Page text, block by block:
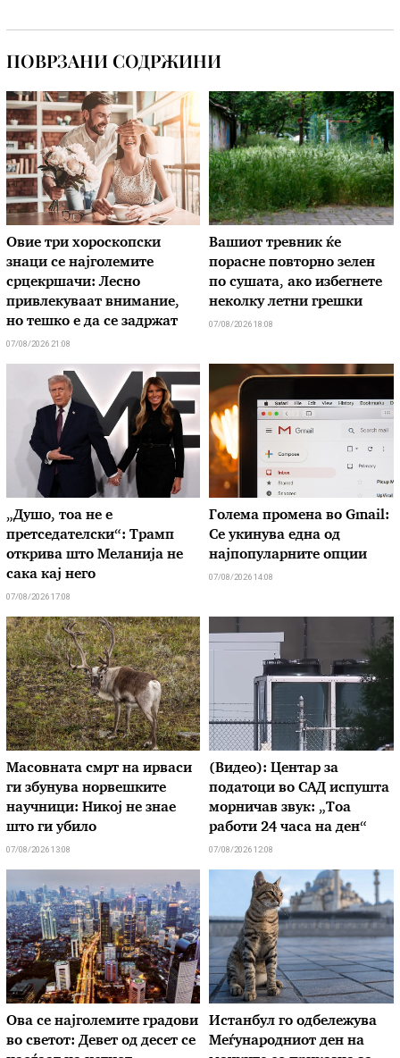
ПОВРЗАНИ СОДРЖИНИ
Овие три хороскопски
знаци се најголемите
срцекршачи: Лесно
привлекуваат внимание,
но тешко е да се задржат
07/08/2026 21:08
Вашиот тревник ќе
порасне повторно зелен
по сушата, ако избегнете
неколку летни грешки
07/08/2026 18:08
„Душо, тоа не е
претседателски“: Трамп
открива што Меланија не
сака кај него
07/08/2026 17:08
Голема промена во Gmail:
Се укинува една од
најпопуларните опции
07/08/2026 14:08
Масовната смрт на ирваси
ги збунува норвешките
научници: Никој не знае
што ги убило
07/08/2026 13:08
(Видео): Центар за
податоци во САД испушта
морничав звук: „Тоа
работи 24 часа на ден“
07/08/2026 12:08
Ова се најголемите градови
во светот: Девет од десет се
Истанбул го одбележува
Меѓународниот ден на